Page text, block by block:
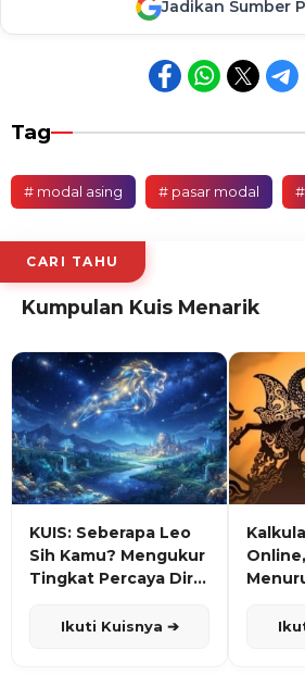
Jadikan Sumber
Tag
# modal asing # pasar modal
CARI TAHU
Kumpulan Kuis Menarik
KUIS: Seberapa Leo
Sih Kamu? Mengukur
Tingkat Percaya Diri
Ikuti Kuisnya ➔